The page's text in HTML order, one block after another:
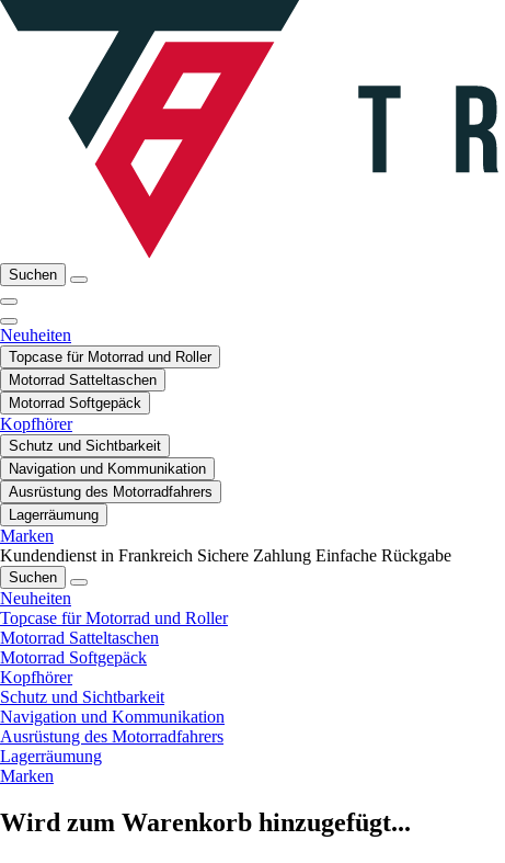
Suchen
Neuheiten
Topcase für Motorrad und Roller
Motorrad Satteltaschen
Motorrad Softgepäck
Kopfhörer
Schutz und Sichtbarkeit
Navigation und Kommunikation
Ausrüstung des Motorradfahrers
Lagerräumung
Marken
Kundendienst in Frankreich Sichere Zahlung Einfache Rückgabe
Suchen
Neuheiten
Topcase für Motorrad und Roller
Motorrad Satteltaschen
Motorrad Softgepäck
Kopfhörer
Schutz und Sichtbarkeit
Navigation und Kommunikation
Ausrüstung des Motorradfahrers
Lagerräumung
Marken
Wird zum Warenkorb hinzugefügt...